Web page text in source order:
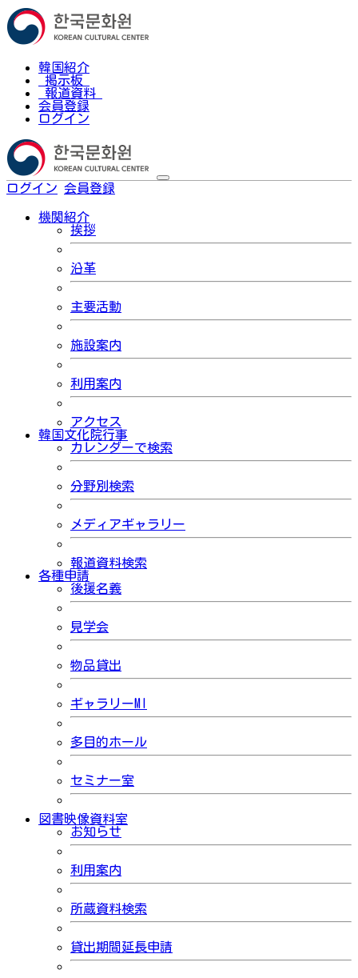
韓国紹介
掲示板
報道資料
会員登録
ログイン
ログイン 会員登録
機関紹介
挨拶
沿革
主要活動
施設案内
利用案内
アクセス
韓国文化院行事
カレンダーで検索
分野別検索
メディアギャラリー
報道資料検索
各種申請
後援名義
見学会
物品貸出
ギャラリーMI
多目的ホール
セミナー室
図書映像資料室
お知らせ
利用案内
所蔵資料検索
貸出期間延長申請